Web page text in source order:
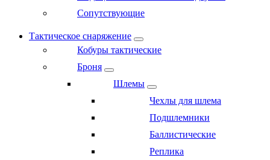
Сопутствующие
Тактическое снаряжение
Кобуры тактические
Броня
Шлемы
Чехлы для шлема
Подшлемники
Баллистические
Реплика